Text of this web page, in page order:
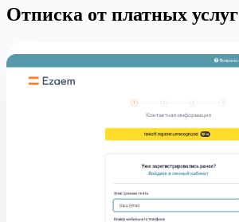
Отписка от платных услуг